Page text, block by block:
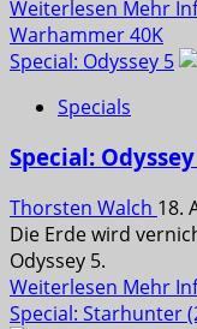
Weiterlesen Mehr
Warhammer 40K
Special: Odyssey 5
Specials
Special:
Thorsten Walch 18.
Die Erde wird
Odyssey 5.
Weiterlesen Mehr
Special: Starhunter